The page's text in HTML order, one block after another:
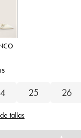
25 26
tallas